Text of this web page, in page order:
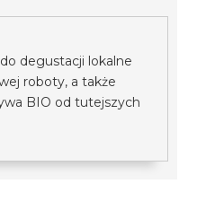
degustacji lokalne
roboty, a także
BIO od tutejszych